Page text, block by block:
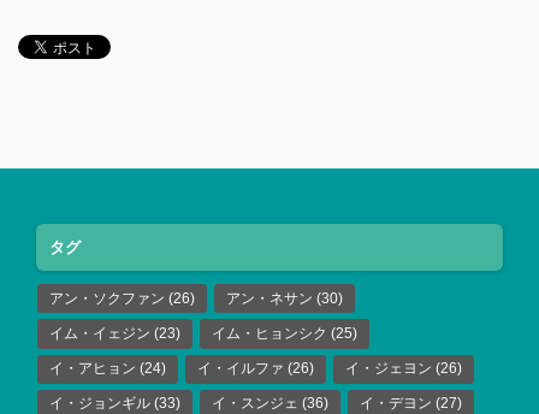
タグ
アン・ソクファン (26) アン・ネサン (30)
イム・イェジン (23) イム・ヒョンシク (25)
イ・アヒョン (24) イ・イルファ (26) イ・ジェヨン (26)
イ・ジョンギル (33) イ・スンジェ (36) イ・デヨン (27)